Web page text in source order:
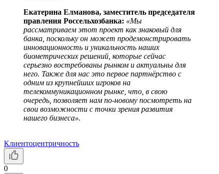
Екатерина Елманова, заместитель председателя
правления Россельхозбанка: «Мы
рассматриваем этот проект как знаковый для
банка, поскольку он может продемонстрировать
инновационность и уникальность наших
биометрических решений, которые сейчас
серьезно востребованы рынком и актуальны для
него. Также для нас это первое партнёрство с
одним из крупнейших игроков на
телекоммуникационном рынке, что, в свою
очередь, позволяет нам по-новому посмотреть на
свои возможности с точки зрения развития
нашего бизнеса».
Клиентоцентричность
0